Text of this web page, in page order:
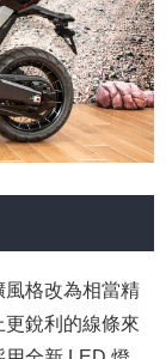
風格改為相當精
銳利的線條來